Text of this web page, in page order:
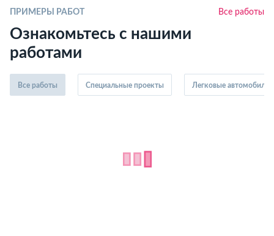
ПРИМЕРЫ РАБОТ Все работы
Ознакомьтесь с нашими
работами
Все работы Специальные проекты Легковые автомобили